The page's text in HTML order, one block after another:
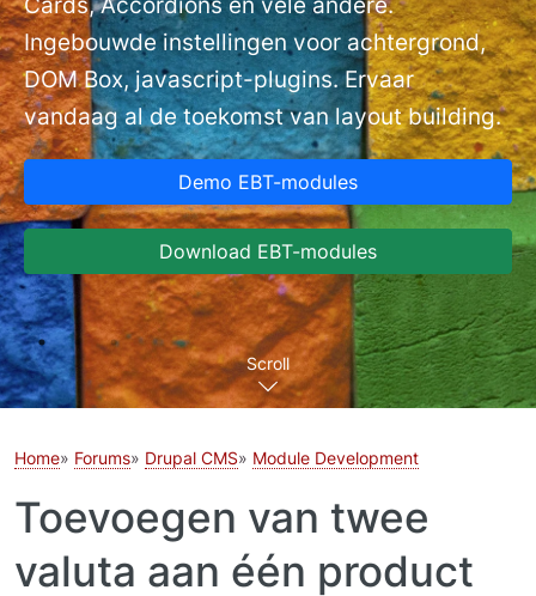
Ingebouwde instellingen voor achtergrond,
DOM Box, javascript-plugins. Ervaar
vandaag al de toekomst van layout building.
Demo EBT-modules
Download EBT-modules
Scroll
Home Forums Drupal CMS Module Development
Toevoegen van twee
valuta aan één product